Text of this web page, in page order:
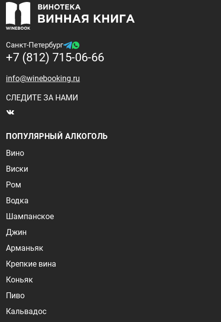
Санкт-Петербург
+7 (812) 715-06-66
info@winebooking.ru
СЛЕДИТЕ ЗА НАМИ
ПОПУЛЯРНЫЙ АЛКОГОЛЬ
Вино
Виски
Ром
Водка
Шампанское
Джин
Арманьяк
Крепкие вина
Коньяк
Пиво
Кальвадос